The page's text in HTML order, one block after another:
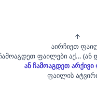
↑
აირჩიეთ
ფაილები აქ… (ან
ან ჩამოაგდეთ
ფაილის